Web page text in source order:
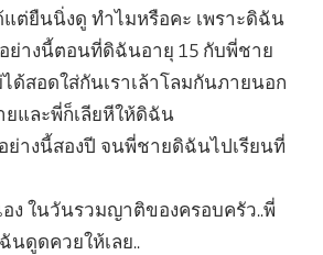
ต่ยืนนิ่งดู ทำไมหรือคะ เพราะดิฉัน
ย่างนี้ตอนที่ดิฉันอายุ 15 กับพี่ชาย
ด้สอดใส่กันเราเล้าโลมกันภายนอก
และพี่ก็เลียหีให้ดิฉัน
ย่างนี้สองปี จนพี่ชายดิฉันไปเรียนที่
ง ในวันรวมญาติของครอบครัว..พี่
นดูดควยให้เลย..